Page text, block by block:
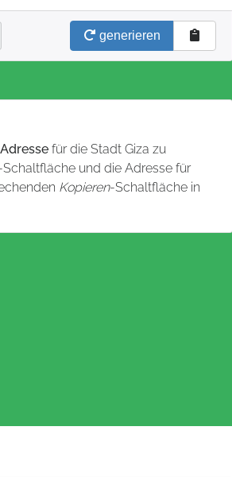
generieren
für die Stadt Giza zu
und die Adresse für
Kopieren-Schaltfläche in